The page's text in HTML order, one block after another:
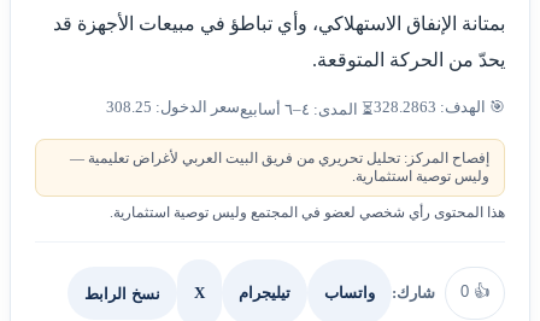
بمتانة الإنفاق الاستهلاكي، وأي تباطؤ في مبيعات الأجهزة قد
يحدّ من الحركة المتوقعة.
🎯 الهدف: 328.2863 ⏳ المدى: ٤–٦ أسابيع سعر الدخول: 308.25
إفصاح المركز: تحليل تحريري من فريق البيت العربي لأغراض تعليمية —
وليس توصية استثمارية.
هذا المحتوى رأي شخصي لعضو في المجتمع وليس توصية استثمارية.
👍
0 شارك: واتساب تيليجرام X نسخ الرابط